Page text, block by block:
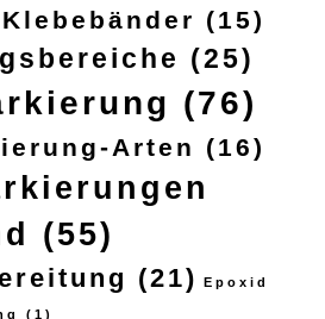
(15)
(25)
(76)
Arten (16)
(55)
(21) Epoxid
(1)